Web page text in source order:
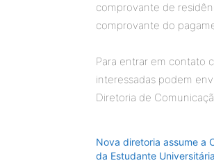
comprovante de
comprovante do
Para entrar em contato
interessadas podem
Diretoria de
Nova diretoria assume a
da Estudante Universitária